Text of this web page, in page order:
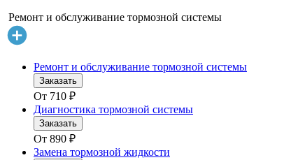
Ремонт и обслуживание тормозной системы
Ремонт и обслуживание тормозной системы
Заказать
От 710 ₽
Диагностика тормозной системы
Заказать
От 890 ₽
Замена тормозной жидкости